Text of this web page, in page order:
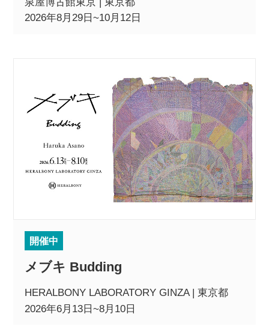
2026年8月29日~10月12日
開催中
メブキ Budding
HERALBONY LABORATORY GINZA | 東京都
2026年6月13日~8月10日